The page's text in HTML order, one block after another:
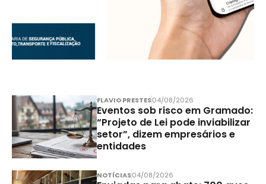
FLAVIO PRESTES04/08/2026
Eventos sob risco em Gramado:
“Projeto de Lei pode inviabilizar
setor”, dizem empresários e
entidades
NOTÍCIAS04/08/2026